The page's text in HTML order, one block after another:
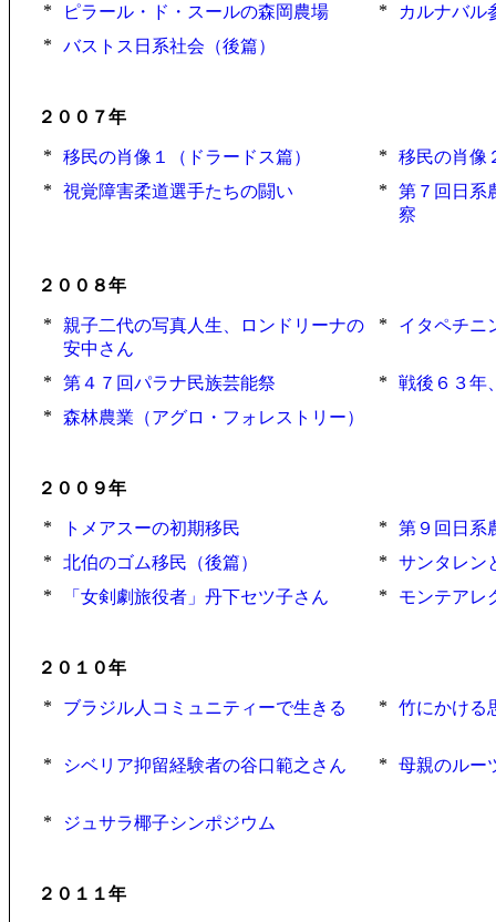
* ピラール・ド・スールの森岡農場 *
カルナバル
*
バストス日系社会（後篇）
２００７年
* 移民の肖像１（ドラードス篇） *
移民の肖像
*
視覚障害柔道選手たちの闘い *
第７回日系
察
２００８年
*
親子二代の写真人生、ロンドリーナの
安中さん
* イタペチニ
* 第４７回パラナ民族芸能祭 *
戦後６３年
*
森林農業（アグロ・フォレストリー）
２００９年
* トメアスーの初期移民 *
第９回日系
*
北伯のゴム移民（後篇） *
サンタレン
*
「女剣劇旅役者」丹下セツ子さん * モンテアレ
２０１０年
* ブラジル人コミュニティーで生きる * 竹にかける
* シベリア抑留経験者の谷口範之さん * 母親のルー
* ジュサラ椰子シンポジウム
２０１１年